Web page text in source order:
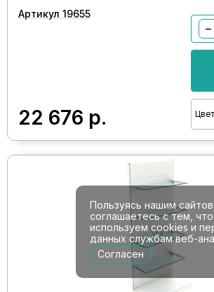
Артикул 19655
22 676 р.
−
Цвет
Пользуясь нашим
соглашаетесь с тем,
используем cookies и
данных службам веб-
Согласен